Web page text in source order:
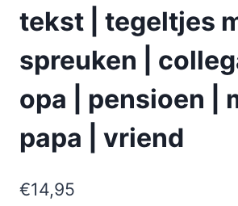
tekst | tegeltjes
spreuken |
opa | pensioen |
papa | vriend
€14,95